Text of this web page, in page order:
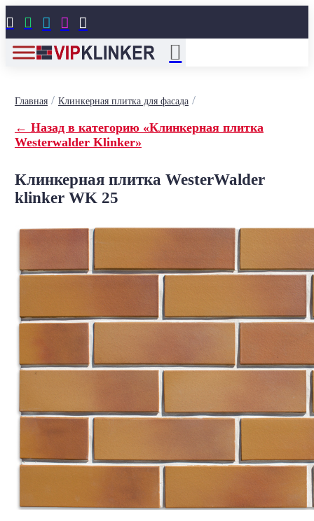
    
Главная/ Клинкерная плитка для фасада/
← Назад в категорию «Клинкерная плитка
Westerwalder Klinker»
Клинкерная плитка WesterWalder
klinker WK 25